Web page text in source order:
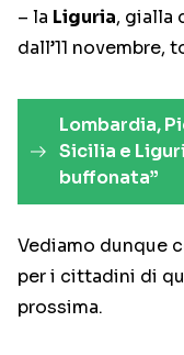
– la Liguria, gialla
dall’11 novembre,
Lombardia,
Sicilia e
buffonata”
Vediamo dunque
per i cittadini di
prossima.